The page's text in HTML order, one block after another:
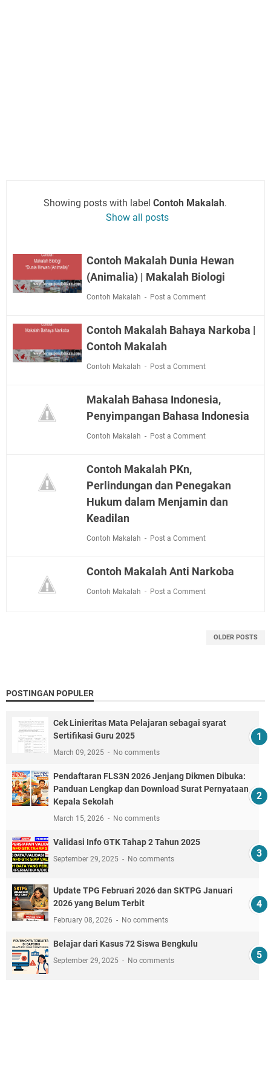
Showing posts with labelContoh Makalah.
Show all posts
Contoh Makalah Dunia Hewan
(Animalia) | Makalah Biologi
Contoh Makalah Post a Comment
Contoh Makalah Bahaya Narkoba |
Contoh Makalah
Contoh Makalah Post a Comment
Makalah Bahasa Indonesia,
Penyimpangan Bahasa Indonesia
Contoh Makalah Post a Comment
Contoh Makalah PKn,
Perlindungan dan Penegakan
Hukum dalam Menjamin dan
Keadilan
Contoh Makalah Post a Comment
Contoh Makalah Anti Narkoba
Contoh Makalah Post a Comment
OLDER POSTS
POSTINGAN POPULER
Cek Linieritas Mata Pelajaran sebagai syarat
Sertifikasi Guru 2025
March 09, 2025 No comments
Pendaftaran FLS3N 2026 Jenjang Dikmen Dibuka:
Panduan Lengkap dan Download Surat Pernyataan
Kepala Sekolah
March 15, 2026 No comments
Validasi Info GTK Tahap 2 Tahun 2025
September 29, 2025 No comments
Update TPG Februari 2026 dan SKTPG Januari
2026 yang Belum Terbit
February 08, 2026 No comments
Belajar dari Kasus 72 Siswa Bengkulu
September 29, 2025 No comments